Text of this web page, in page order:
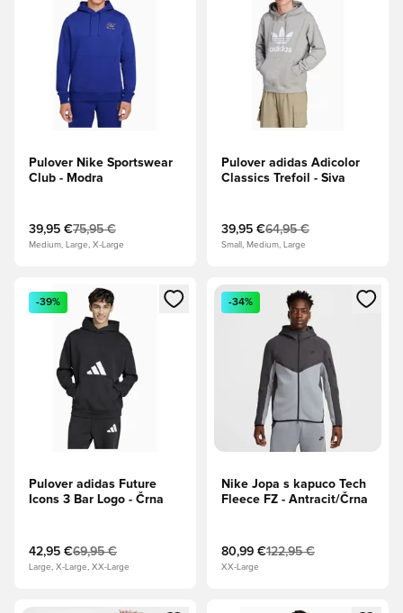
Pulover Nike Sportswear
Club - Modra
39,95 €75,95 €
Medium, Large, X-Large
Pulover adidas Adicolor
Classics Trefoil - Siva
39,95 €64,95 €
Small, Medium, Large
Odpre Modal za prijavo ali vpis kot član
-39%
Pulover adidas Future
Icons 3 Bar Logo - Črna
42,95 €69,95 €
Large, X-Large, XX-Large
Odpre Modal za prijavo ali
-34%
Nike Jopa s kapuco Tech
Fleece FZ - Antracit/Črna
80,99 €122,95 €
XX-Large